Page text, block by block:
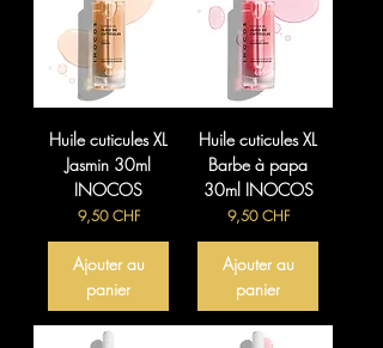
Huile cuticules XL
Jasmin 30ml
INOCOS
Prix
9,50 CHF
Ajouter au
panier
Huile cuticules XL
Barbe à papa
30ml INOCOS
Prix
9,50 CHF
Ajouter au
panier